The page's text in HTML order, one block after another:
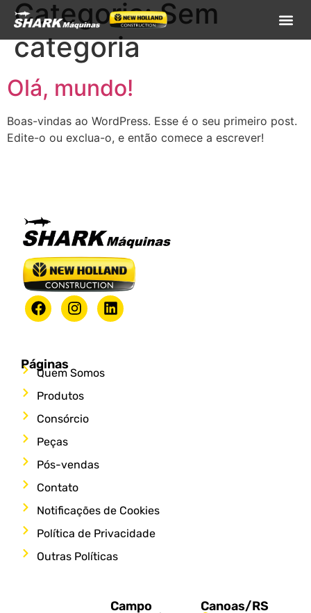
Categoria:Sem
categoria
Olá, mundo!
Boas-vindas ao WordPress. Esse é o seu primeiro post.
Edite-o ou exclua-o, e então comece a escrever!
Páginas
Quem Somos
Produtos
Consórcio
Peças
Pós-vendas
Contato
Notificações de Cookies
Política de Privacidade
Outras Políticas
Campo
Canoas/RS